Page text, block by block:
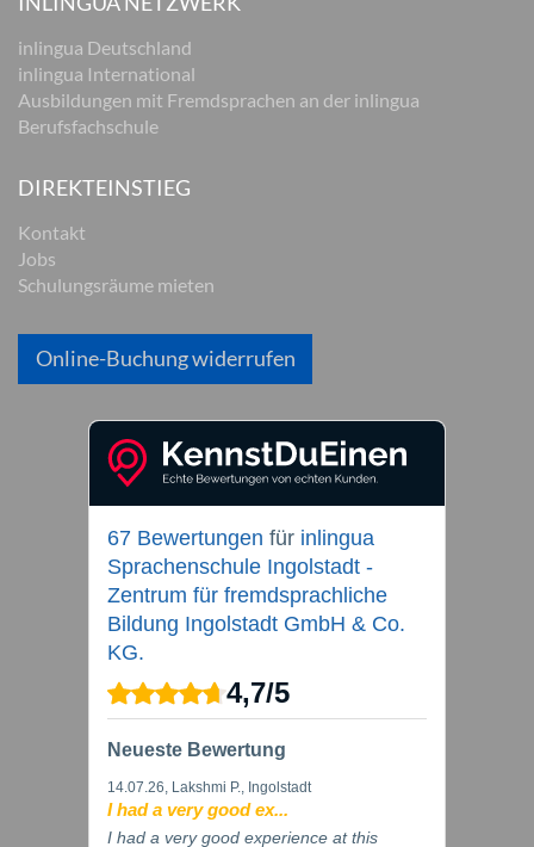
inlingua Deutschland
inlingua International
Ausbildungen mit Fremdsprachen an der inlingua
Berufsfachschule
DIREKTEINSTIEG
Kontakt
Jobs
Schulungsräume mieten
Online-Buchung widerrufen
67 Bewertungen für inlingua
Sprachenschule Ingolstadt -
Zentrum für fremdsprachliche
Bildung Ingolstadt GmbH & Co.
KG.
4,7/5
Neueste Bewertung
14.07.26, Lakshmi P., Ingolstadt
I had a very good ex...
I had a very good experience at this